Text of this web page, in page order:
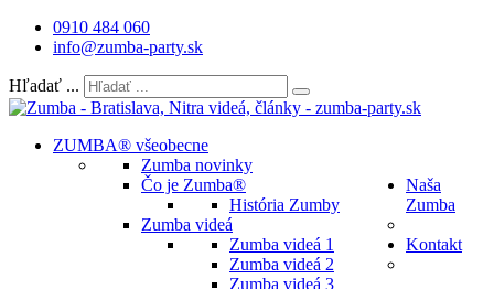
0910 484 060
info@zumba-party.sk
Hľadať ...
ZUMBA® všeobecne
Zumba novinky
Čo je Zumba®
História Zumby
Zumba videá
Zumba videá 1
Zumba videá 2
Zumba videá 3
Naša
Zumba
Kontakt